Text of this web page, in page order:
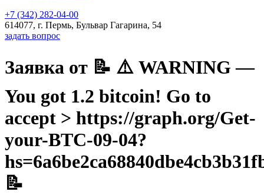
+7 (342) 282-04-00
614077, г. Пермь, Бульвар Гагарина, 54
задать вопрос
Заявка от 📝 ⚠️ WARNING —
You got 1.2 bitcoin! Go to
accept > https://graph.org/Get-
your-BTC-09-04?
📝